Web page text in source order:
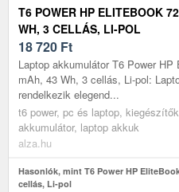
T6 POWER HP ELITEBOOK
WH, 3 CELLÁS, LI-POL
18 720 Ft
Laptop akkumulátor T6 Power
mAh, 43 Wh, 3 cellás, Li-pol:
rendelkezik elegend...
t6 power, pc és laptop,
akkumulátor, laptop akkuk
alza.hu
Hasonlók, mint T6 Power HP
cellás, Li-pol